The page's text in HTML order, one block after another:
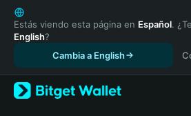
English
日本語
Tiếng Việt
Español (Latinoamérica)
Türkçe
Estás viendo esta página en Español.
English?
Cambia a English